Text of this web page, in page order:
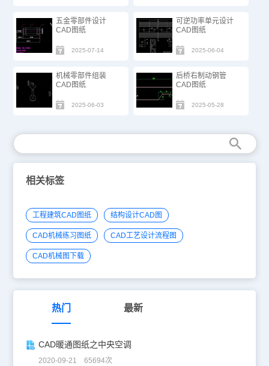
五金零部件设计
CAD图纸
2025-07-14
可逆功率单元设计
CAD图纸
2025-06-04
机械零部件组装
CAD图纸
2025-06-03
后桥右制动钢管
CAD图纸
2025-05-28
相关标签
工程建筑CAD图纸 结构设计CAD图
CAD机械练习图纸 CAD工艺设计流程图
CAD机械图下载
热门 最新
CAD暖通图纸之中央空调
2020-09-21 65694次